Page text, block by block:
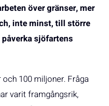
över gränser, mer
inte minst, till större
sjöfartens
100 miljoner. Fråga
varit framgångsrik,